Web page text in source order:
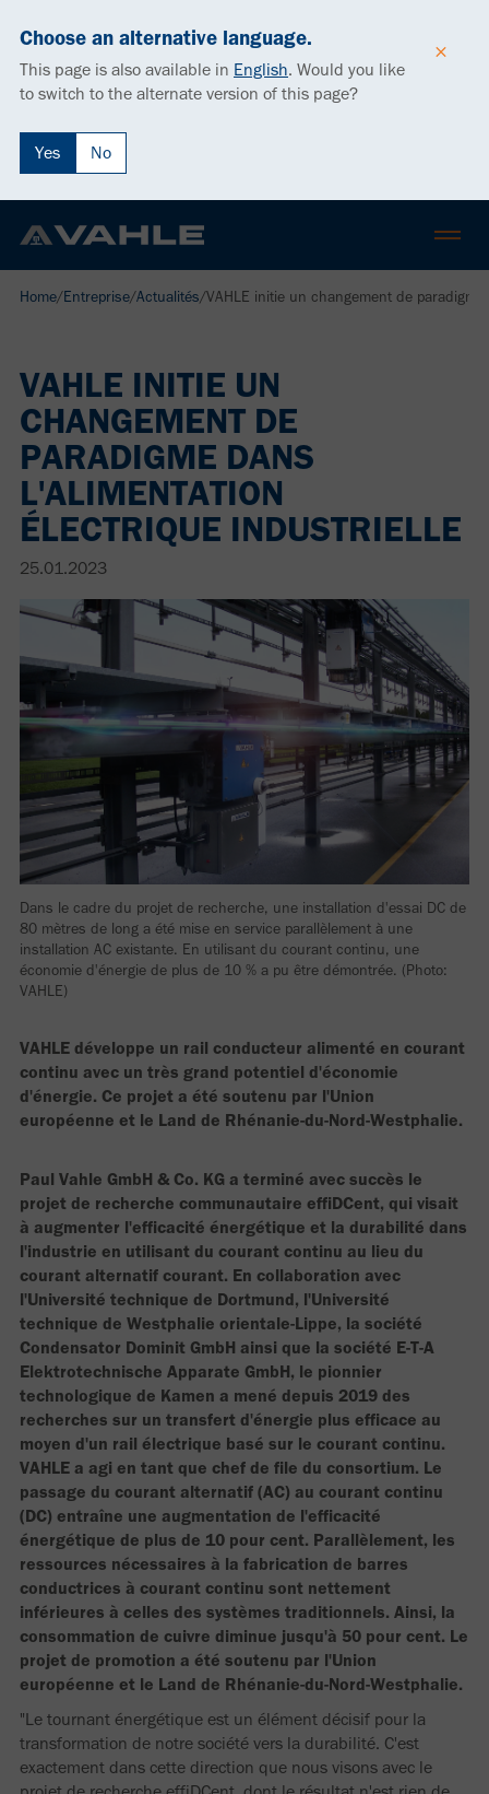
Choose an alternative language.
This page is also available in English. Would you like
to switch to the alternate version of this page?
Yes No
Home/Entreprise/Actualités/VAHLE initie un changement de
VAHLE INITIE UN
CHANGEMENT DE
PARADIGME DANS
L'ALIMENTATION
ÉLECTRIQUE INDUSTRIELLE
25.01.2023
Dans le cadre du projet de recherche, une installation d'essai DC de
80 mètres de long a été mise en service parallèlement à une
installation AC existante. En utilisant du courant continu, une
économie d'énergie de plus de 10 % a pu être démontrée. (Photo:
VAHLE)
VAHLE développe un rail conducteur alimenté en courant
continu avec un très grand potentiel d'économie
d'énergie. Ce projet a été soutenu par l'Union
européenne et le Land de Rhénanie-du-Nord-Westphalie.
Paul Vahle GmbH & Co. KG a terminé avec succès le
projet de recherche communautaire effiDCent, qui visait
à augmenter l'efficacité énergétique et la durabilité dans
l'industrie en utilisant du courant continu au lieu du
courant alternatif courant. En collaboration avec
l'Université technique de Dortmund, l'Université
technique de Westphalie orientale-Lippe, la société
Condensator Dominit GmbH ainsi que la société E-T-A
Elektrotechnische Apparate GmbH, le pionnier
technologique de Kamen a mené depuis 2019 des
recherches sur un transfert d'énergie plus efficace au
moyen d'un rail électrique basé sur le courant continu.
VAHLE a agi en tant que chef de file du consortium. Le
passage du courant alternatif (AC) au courant continu
(DC) entraîne une augmentation de l'efficacité
énergétique de plus de 10 pour cent. Parallèlement, les
ressources nécessaires à la fabrication de barres
conductrices à courant continu sont nettement
inférieures à celles des systèmes traditionnels. Ainsi, la
consommation de cuivre diminue jusqu'à 50 pour cent. Le
projet de promotion a été soutenu par l'Union
européenne et le Land de Rhénanie-du-Nord-Westphalie.
"Le tournant énergétique est un élément décisif pour la
transformation de notre société vers la durabilité. C'est
exactement dans cette direction que nous visons avec le